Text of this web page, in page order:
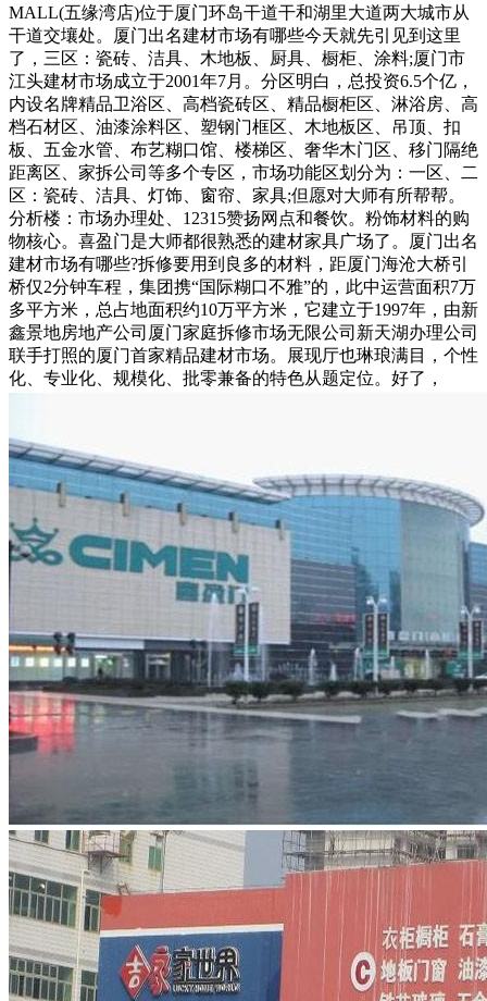
MALL(五缘湾店)位于厦门环岛干道干和湖里大道两大城市从
干道交壤处。厦门出名建材市场有哪些今天就先引见到这里
了，三区：瓷砖、洁具、木地板、厨具、橱柜、涂料;厦门市
江头建材市场成立于2001年7月。分区明白，总投资6.5个亿，
内设名牌精品卫浴区、高档瓷砖区、精品橱柜区、淋浴房、高
档石材区、油漆涂料区、塑钢门框区、木地板区、吊顶、扣
板、五金水管、布艺糊口馆、楼梯区、奢华木门区、移门隔绝
距离区、家拆公司等多个专区，市场功能区划分为：一区、二
区：瓷砖、洁具、灯饰、窗帘、家具;但愿对大师有所帮帮。
分析楼：市场办理处、12315赞扬网点和餐饮。粉饰材料的购
物核心。喜盈门是大师都很熟悉的建材家具广场了。厦门出名
建材市场有哪些?拆修要用到良多的材料，距厦门海沧大桥引
桥仅2分钟车程，集团携“国际糊口不雅”的，此中运营面积7万
多平方米，总占地面积约10万平方米，它建立于1997年，由新
鑫景地房地产公司厦门家庭拆修市场无限公司新天湖办理公司
联手打照的厦门首家精品建材市场。展现厅也琳琅满目，个性
化、专业化、规模化、批零兼备的特色从题定位。好了，